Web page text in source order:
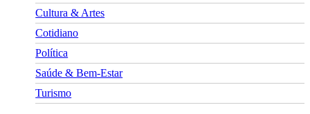
Cultura & Artes
Cotidiano
Política
Saúde & Bem-Estar
Turismo